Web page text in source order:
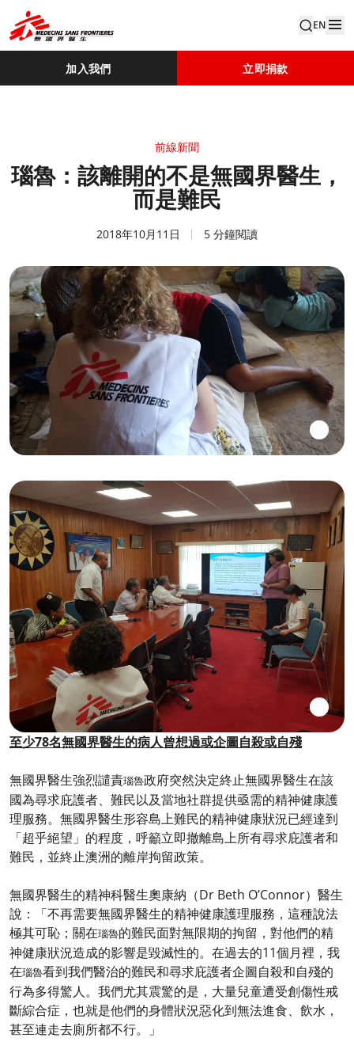
EN
加入我們 立即捐款
前線新聞
瑙魯：該離開的不是無國界醫生，
而是難民
2018年10月11日 5 分鐘閱讀
至少78名無國界醫生的病人曾想過或企圖自殺或自殘
無國界醫生強烈譴責瑙魯政府突然決定終止無國界醫生在該
國為尋求庇護者、難民以及當地社群提供亟需的精神健康護
理服務。無國界醫生形容島上難民的精神健康狀況已經達到
「超乎絕望」的程度，呼籲立即撤離島上所有尋求庇護者和
難民，並終止澳洲的離岸拘留政策。
無國界醫生的精神科醫生奧康納（Dr Beth O’Connor）醫生
說：「不再需要無國界醫生的精神健康護理服務，這種說法
極其可恥；關在瑙魯的難民面對無限期的拘留，對他們的精
神健康狀況造成的影響是毀滅性的。在過去的11個月裡，我
在瑙魯看到我們醫治的難民和尋求庇護者企圖自殺和自殘的
行為多得驚人。我們尤其震驚的是，大量兒童遭受創傷性戒
斷綜合症，也就是他們的身體狀況惡化到無法進食、飲水，
甚至連走去廁所都不行。」